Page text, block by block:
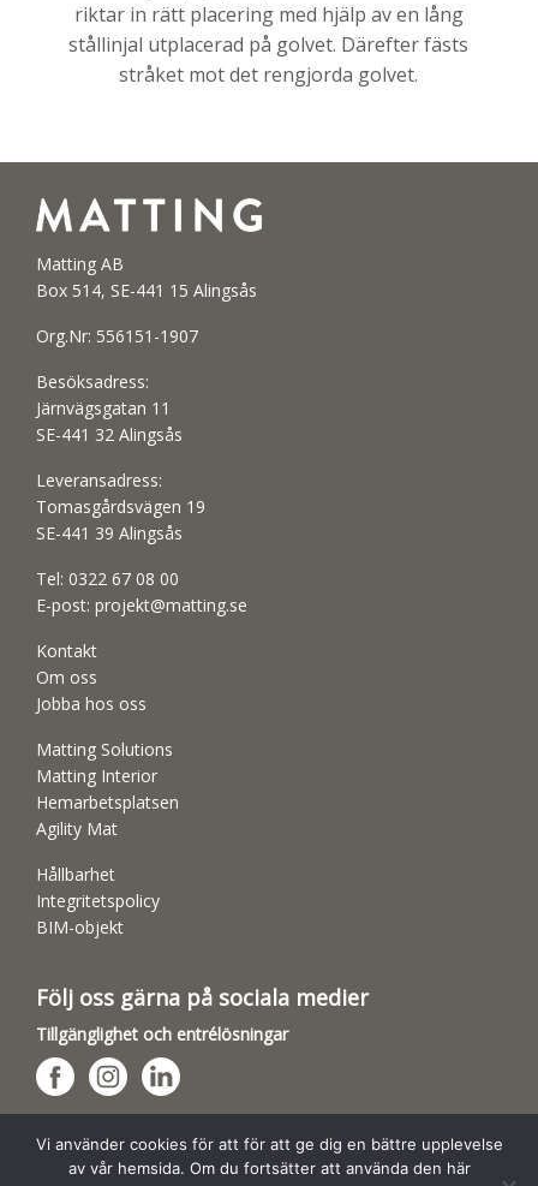
riktar in rätt placering med hjälp av en lång
stållinjal utplacerad på golvet. Därefter fästs
stråket mot det rengjorda golvet.
Matting AB
Box 514, SE-441 15 Alingsås
Org.Nr: 556151-1907
Besöksadress:
Järnvägsgatan 11
SE-441 32 Alingsås
Leveransadress:
Tomasgårdsvägen 19
SE-441 39 Alingsås
Tel: 0322 67 08 00
E-post: projekt@matting.se
Kontakt
Om oss
Jobba hos oss
Matting Solutions
Matting Interior
Hemarbetsplatsen
Agility Mat
Hållbarhet
Integritetspolicy
BIM-objekt
Följ oss gärna på sociala medier
Tillgänglighet och entrélösningar
Hundsporthallar
Vi använder cookies för att för att ge dig en bättre upplevelse
av vår hemsida. Om du fortsätter att använda den här